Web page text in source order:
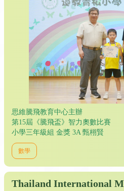
思維騰飛教育中心主辦
第15屆《騰飛盃》智力奧數比賽
小學三年級組 金獎 3A 甄栩賢
數學
Thailand International